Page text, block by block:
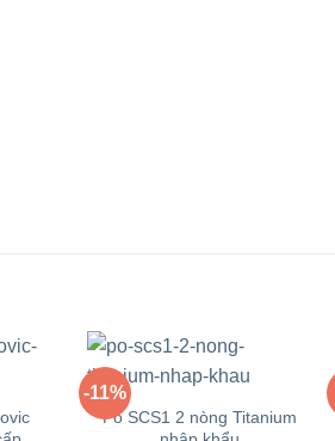
Yêu
-11%
Yêu
+
Pô SCS1 2 nòng Titanium